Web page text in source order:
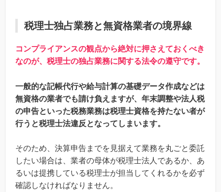
税理士独占業務と無資格業者の境界線
コンプライアンスの観点から絶対に押さえておくべき
なのが、税理士の独占業務に関する法令の遵守です。
一般的な記帳代行や給与計算の基礎データ作成などは
無資格の業者でも請け負えますが、年末調整や法人税
の申告といった税務業務は税理士資格を持たない者が
行うと税理士法違反となってしまいます。
そのため、決算申告までを見据えて業務を丸ごと委託
したい場合は、業者の母体が税理士法人であるか、あ
るいは提携している税理士が担当してくれるかを必ず
確認しなければなりません。